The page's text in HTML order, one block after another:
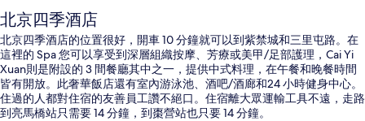
北京四季酒店
北京四季酒店的位置很好，開車 10 分鐘就可以到紫禁城和三里屯路。在
這裡的 Spa 您可以享受到深層組織按摩、芳療或美甲/足部護理，Cai Yi
Xuan則是附設的 3 間餐廳其中之一，提供中式料理，在午餐和晚餐時間
皆有開放。此奢華飯店還有室內游泳池、酒吧/酒廊和24 小時健身中心。
住過的人都對住宿的友善員工讚不絕口。住宿離大眾運輸工具不遠，走路
到亮馬橋站只需要 14 分鐘，到棗營站也只要 14 分鐘。